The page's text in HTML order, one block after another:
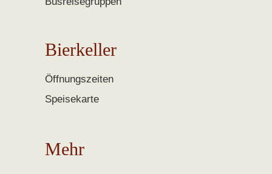
Bierkeller
Öffnungszeiten
Speisekarte
Mehr